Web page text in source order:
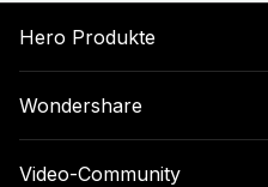
Hero Produkte
Wondershare
Video-Community